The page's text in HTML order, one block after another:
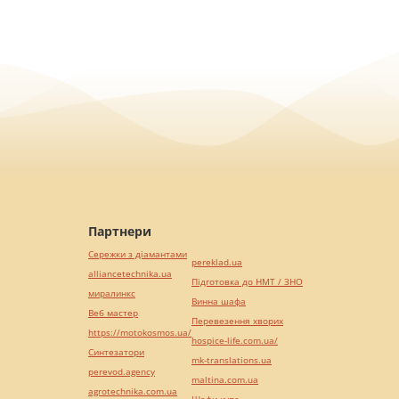
Партнери
Сережки з діамантами
alliancetechnika.ua
миралинкс
Веб мастер
https://motokosmos.ua/
Синтезатори
perevod.agency
agrotechnika.com.ua
pereklad.ua
Підготовка до НМТ / ЗНО
Винна шафа
Перевезення хворих
hospice-life.com.ua/
mk-translations.ua
maltina.com.ua